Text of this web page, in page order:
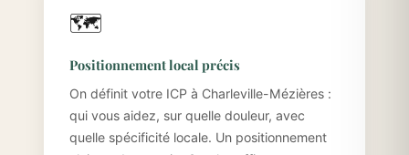
🗺️
Positionnement local précis
On définit votre ICP à Charleville-Mézières :
qui vous aidez, sur quelle douleur, avec
quelle spécificité locale. Un positionnement